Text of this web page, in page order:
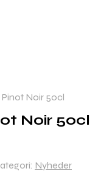
Noir 50cl
Noir 50cl
Nyheder